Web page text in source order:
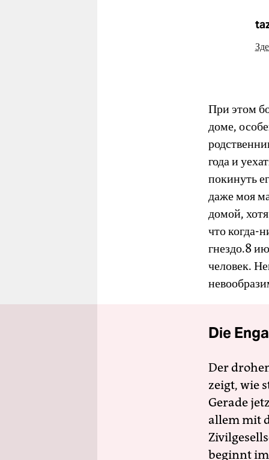
При этом
доме,
года и
покинуть
даже моя
домой,
что когда-
гнездо.8
человек.
Die
Der
zeigt, wie
Gerade
allem mit
beginnt